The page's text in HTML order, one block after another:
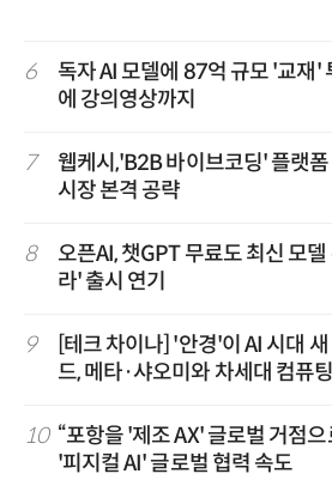
6
독자 AI 모델에 87억 규모 '교재
에 강의영상까지
7
웹케시,'B2B 바이브코딩' 플랫
시장 본격 공략
8
오픈AI, 챗GPT 무료도 최신 모
라' 출시 연기
9
[테크 차이나] '안경'이 AI 시대
드, 메타·샤오미와 차세대 컴퓨
10 “포항을 '제조 AX' 글로벌 거점
'피지컬 AI' 글로벌 협력 속도